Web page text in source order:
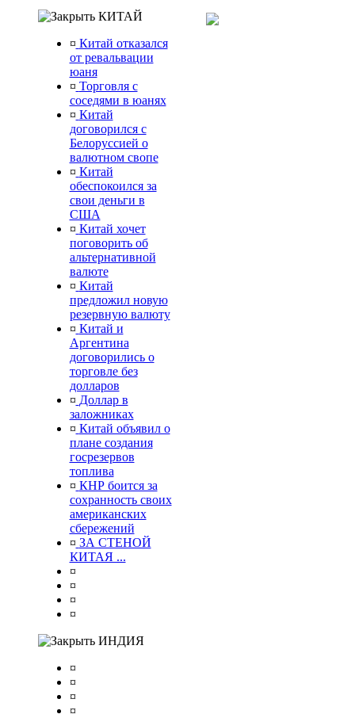
КИТАЙ
¤ Китай отказался
от ревальвации
юаня
¤ Торговля с
соседями в юанях
¤ Китай
договорился с
Белоруссией о
валютном свопе
¤ Китай
обеспокоился за
свои деньги в
США
¤ Китай хочет
поговорить об
альтернативной
валюте
¤ Китай
предложил новую
резервную валюту
¤ Китай и
Аргентина
договорились о
торговле без
долларов
¤ Доллар в
заложниках
¤ Китай объявил о
плане создания
госрезервов
топлива
¤ КНР боится за
сохранность своих
американских
сбережений
¤ ЗА СТЕНОЙ
КИТАЯ ...
¤
¤
¤
¤
ИНДИЯ
¤
¤
¤
¤